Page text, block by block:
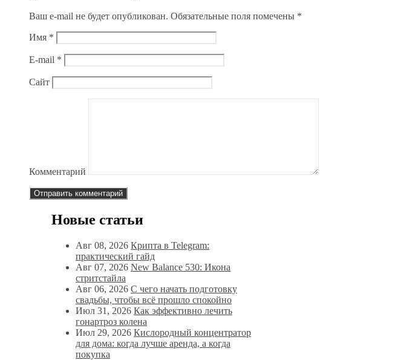
Ваш e-mail не будет опубликован. Обязательные поля помечены *
Имя *
E-mail *
Сайт
Комментарий
Новые статьи
Авг 08, 2026 Крипта в Telegram:
практический гайд
Авг 07, 2026 New Balance 530: Икона
стритстайла
Авг 06, 2026 С чего начать подготовку
свадьбы, чтобы всё прошло спокойно
Июл 31, 2026 Как эффективно лечить
гонартроз колена
Июл 29, 2026 Кислородный концентратор
для дома: когда лучше аренда, а когда
покупка